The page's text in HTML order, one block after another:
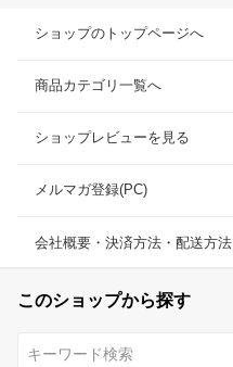
ショップのトップページへ
商品カテゴリ一覧へ
ショップレビューを見る
メルマガ登録(PC)
会社概要・決済方法・配送方法
このショップから探す